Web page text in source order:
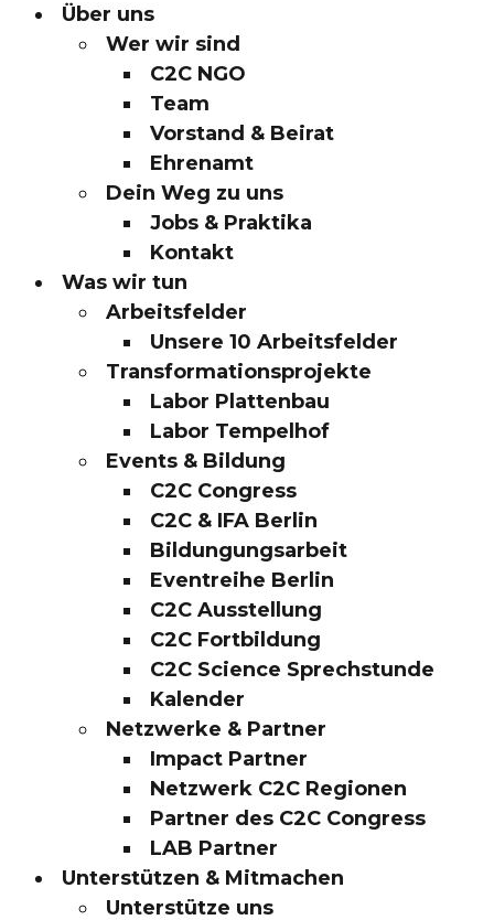
Über uns
Wer wir sind
C2C NGO
Team
Vorstand & Beirat
Ehrenamt
Dein Weg zu uns
Jobs & Praktika
Kontakt
Was wir tun
Arbeitsfelder
Unsere 10 Arbeitsfelder
Transformationsprojekte
Labor Plattenbau
Labor Tempelhof
Events & Bildung
C2C Congress
C2C & IFA Berlin
Bildungungsarbeit
Eventreihe Berlin
C2C Ausstellung
C2C Fortbildung
C2C Science Sprechstunde
Kalender
Netzwerke & Partner
Impact Partner
Netzwerk C2C Regionen
Partner des C2C Congress
LAB Partner
Unterstützen & Mitmachen
Unterstütze uns